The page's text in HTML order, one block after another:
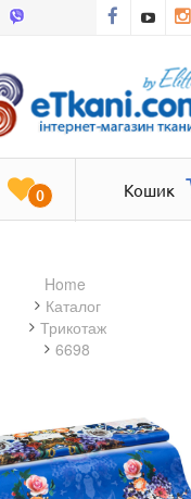
0 Кошик
Home
Каталог
трикотаж
6698